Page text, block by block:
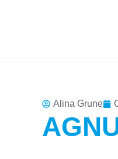
Alina Grune